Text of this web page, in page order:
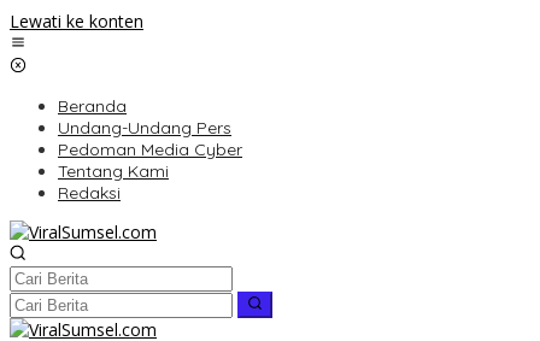
Lewati ke konten
Beranda
Undang-Undang Pers
Pedoman Media Cyber
Tentang Kami
Redaksi